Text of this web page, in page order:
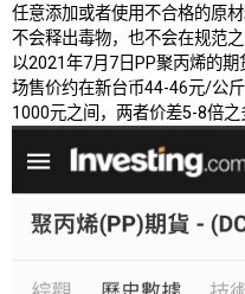
任意添加或者使用不合格的原
不会释出毒物，也不会在规范
以2021年7月7日PP聚丙烯的
场售价约在新台币44-46元/公
1000元之间，两者价差5-8倍之